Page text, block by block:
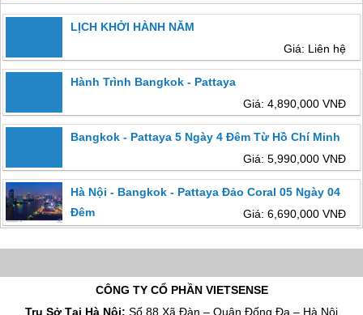
LỊCH KHỞI HÀNH NĂM
Giá: Liên hệ
Hành Trình Bangkok - Pattaya
Giá: 4,890,000 VNĐ
Bangkok - Pattaya 5 Ngày 4 Đêm Từ Hồ Chí Minh
Giá: 5,990,000 VNĐ
Hà Nội - Bangkok - Pattaya Đảo Coral 05 Ngày 04
Đêm
Giá: 6,690,000 VNĐ
CÔNG TY CỔ PHẦN VIETSENSE
Trụ Sở Tại Hà Nội: Số 88 Xã Đàn – Quận Đống Đa – Hà Nội